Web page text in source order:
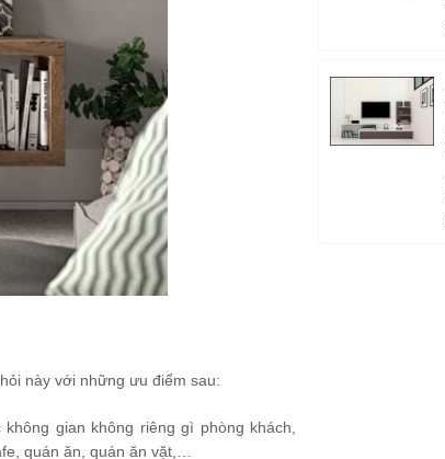
này với những ưu điểm sau:
gian không riêng gì phòng khách,
quán ăn, quán ăn vặt,…